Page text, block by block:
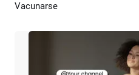
Vacunarse